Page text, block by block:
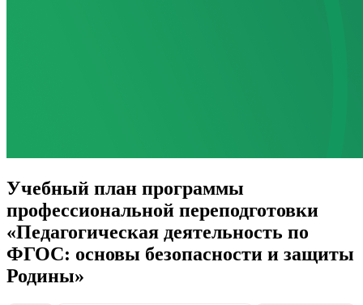
Учебный план программы
профессиональной переподготовки
«Педагогическая деятельность по
ФГОС: основы безопасности и защиты
Родины»